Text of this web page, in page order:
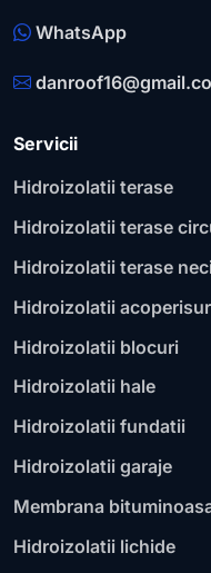
WhatsApp
Servicii
Hidroizolatii terase
Hidroizolatii terase
Hidroizolatii terase
Hidroizolatii
Hidroizolatii blocuri
Hidroizolatii hale
Hidroizolatii fundatii
Hidroizolatii garaje
Membrana
Hidroizolatii lichide